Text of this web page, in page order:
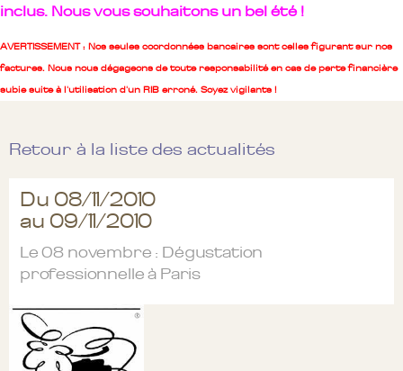
inclus. Nous vous souhaitons un bel été !
AVERTISSEMENT : Nos seules coordonnées bancaires sont celles figurant sur nos
factures. Nous nous dégageons de toute responsabilité en cas de perte financière
subie suite à l'utilisation d'un RIB erroné. Soyez vigilants !
Retour à la liste des actualités
Du 08/11/2010
au 09/11/2010
Le 08 novembre : Dégustation
professionnelle à Paris